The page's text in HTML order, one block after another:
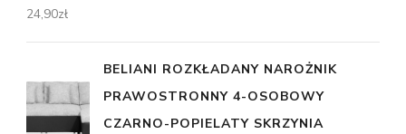
24,90zł
BELIANI ROZKŁADANY NAROŻNIK
PRAWOSTRONNY 4-OSOBOWY
CZARNO-POPIELATY SKRZYNIA